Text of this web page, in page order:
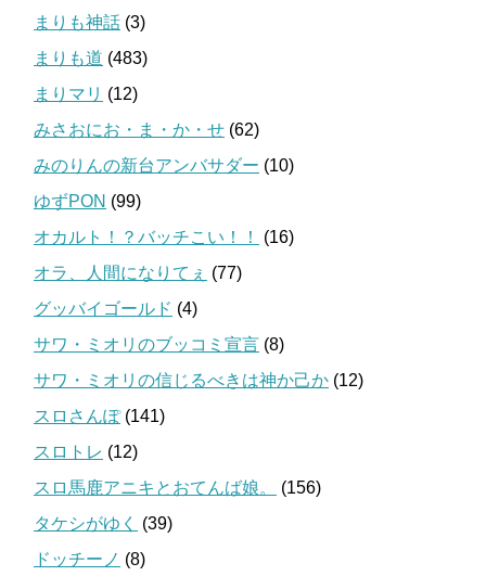
まりも神話 (3)
まりも道 (483)
まりマリ (12)
みさおにお・ま・か・せ (62)
みのりんの新台アンバサダー (10)
ゆずPON (99)
オカルト！？バッチこい！！
(16)
オラ、人間になりてぇ (77)
グッバイゴールド (4)
サワ・ミオリのブッコミ宣言 (8)
サワ・ミオリの信じるべきは神か己か (12)
スロさんぽ(141)
スロトレ (12)
スロ馬鹿アニキとおてんば娘。
(156)
タケシがゆく
(39)
ドッチーノ (8)